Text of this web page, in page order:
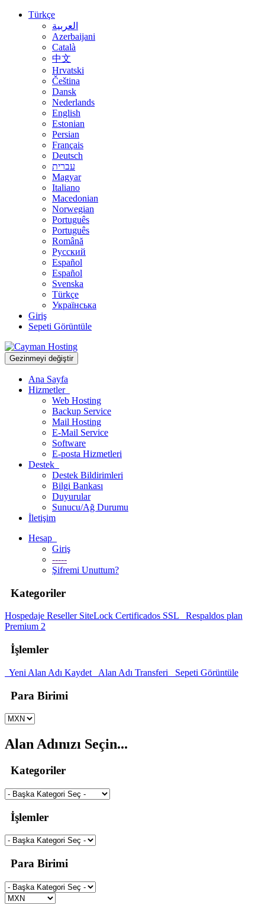
Türkçe
العربية
Azerbaijani
Català
中文
Hrvatski
Čeština
Dansk
Nederlands
English
Estonian
Persian
Français
Deutsch
עברית
Magyar
Italiano
Macedonian
Norwegian
Português
Português
Română
Русский
Español
Español
Svenska
Türkçe
Українська
Giriş
Sepeti Görüntüle
Gezinmeyi değiştir
Ana Sayfa
Hizmetler
Web Hosting
Backup Service
Mail Hosting
E-Mail Service
Software
E-posta Hizmetleri
Destek
Destek Bildirimleri
Bilgi Bankası
Duyurular
Sunucu/Ağ Durumu
İletişim
Hesap
Giriş
-----
Şifremi Unuttum?
Kategoriler
Hospedaje Reseller SiteLock Certificados SSL
Respaldos plan
Premium 2
İşlemler
Yeni Alan Adı Kaydet Alan Adı Transferi Sepeti Görüntüle
Para Birimi
Alan Adınızı Seçin...
Kategoriler
İşlemler
Para Birimi